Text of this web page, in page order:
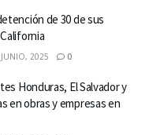
de 30 de sus
2025 0
Honduras, El Salvador y
en obras y empresas en